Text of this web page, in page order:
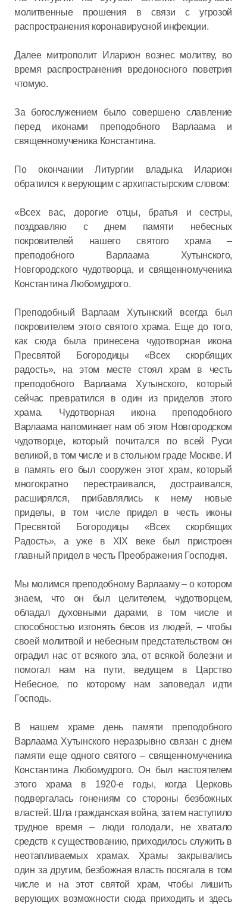
молитвенные прошения в связи с угрозой
распространения коронавирусной инфекции.
Далее митрополит Иларион вознес молитву, во
время распространения вредоносного поветрия
чтомую.
За богослужением было совершено славление
перед иконами преподобного Варлаама и
священномученика Константина.
По окончании Литургии владыка Иларион
обратился к верующим с архипастырским словом:
«Всех вас, дорогие отцы, братья и сестры,
поздравляю с днем памяти небесных
покровителей нашего святого храма –
преподобного Варлаама Хутынского,
Новгородского чудотворца, и священномученика
Константина Любомудрого.
Преподобный Варлаам Хутынский всегда был
покровителем этого святого храма. Еще до того,
как сюда была принесена чудотворная икона
Пресвятой Богородицы «Всех скорбящих
радость», на этом месте стоял храм в честь
преподобного Варлаама Хутынского, который
сейчас превратился в один из приделов этого
храма. Чудотворная икона преподобного
Варлаама напоминает нам об этом Новгородском
чудотворце, который почитался по всей Руси
великой, в том числе и в стольном граде Москве. И
в память его был сооружен этот храм, который
многократно перестраивался, достраивался,
расширялся, прибавлялись к нему новые
приделы, в том числе придел в честь иконы
Пресвятой Богородицы «Всех скорбящих
Радость», а уже в XIX веке был пристроен
главный придел в честь Преображения Господня.
Мы молимся преподобному Варлааму – о котором
знаем, что он был целителем, чудотворцем,
обладал духовными дарами, в том числе и
способностью изгонять бесов из людей, – чтобы
своей молитвой и небесным предстательством он
оградил нас от всякого зла, от всякой болезни и
помогал нам на пути, ведущем в Царство
Небесное, по которому нам заповедал идти
Господь.
В нашем храме день памяти преподобного
Варлаама Хутынского неразрывно связан с днем
памяти еще одного святого – священномученика
Константина Любомудрого. Он был настоятелем
этого храма в 1920-е годы, когда Церковь
подвергалась гонениям со стороны безбожных
властей. Шла гражданская война, затем наступило
трудное время – люди голодали, не хватало
средств к существованию, приходилось служить в
неотапливаемых храмах. Храмы закрывались
один за другим, безбожная власть посягала в том
числе и на этот святой храм, чтобы лишить
верующих возможности сюда приходить и здесь